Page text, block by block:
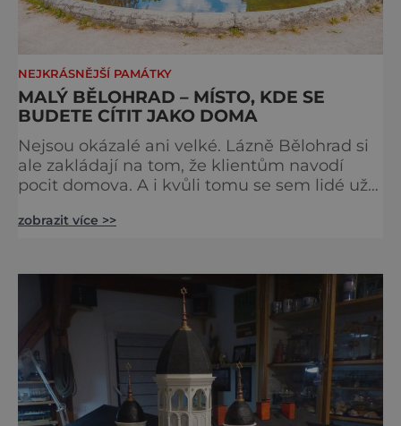
NEJKRÁSNĚJŠÍ PAMÁTKY
MALÝ BĚLOHRAD – MÍSTO, KDE SE
BUDETE CÍTIT JAKO DOMA
Nejsou okázalé ani velké. Lázně Bělohrad si
ale zakládají na tom, že klientům navodí
pocit domova. A i kvůli tomu se sem lidé už
lázeňské koncerty ani velkolepé akce.
nevšimne, ani se jí kolonáda vlastně neříká.
zobrazit více >>